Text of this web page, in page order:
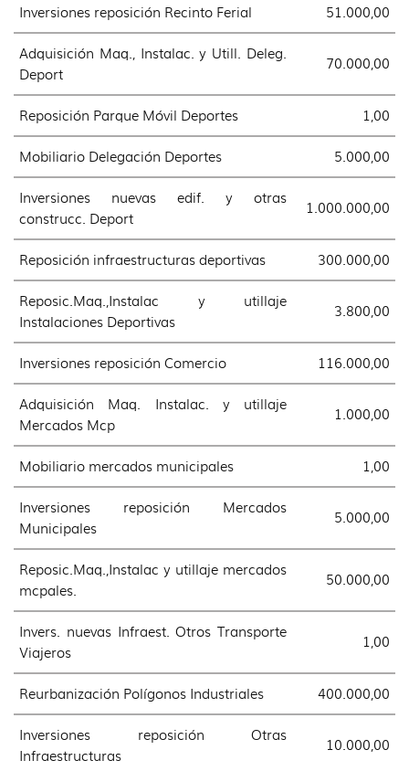
Inversiones reposición Recinto Ferial 51.000,00
Adquisición Maq., Instalac. y Utill. Deleg.
Deport
70.000,00
Reposición Parque Móvil Deportes 1,00
Mobiliario Delegación Deportes 5.000,00
Inversiones nuevas edif. y otras
construcc. Deport
1.000.000,00
Reposición infraestructuras deportivas 300.000,00
Reposic.Maq.,Instalac y utillaje
Instalaciones Deportivas
3.800,00
Inversiones reposición Comercio 116.000,00
Adquisición Maq. Instalac. y utillaje
Mercados Mcp
1.000,00
Mobiliario mercados municipales 1,00
Inversiones reposición Mercados
Municipales
5.000,00
Reposic.Maq.,Instalac y utillaje mercados
mcpales.
50.000,00
Invers. nuevas Infraest. Otros Transporte
Viajeros
1,00
Reurbanización Polígonos Industriales 400.000,00
Inversiones reposición Otras
Infraestructuras
10.000,00